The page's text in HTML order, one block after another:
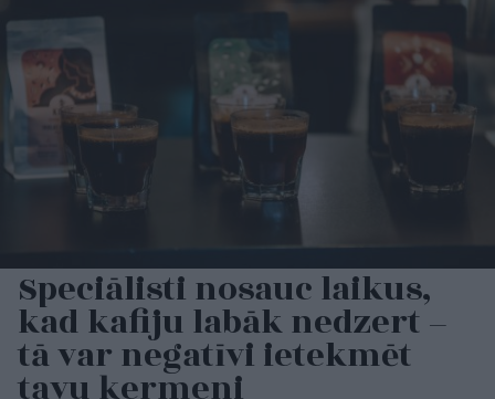
Speciālisti nosauc laikus,
kad kafiju labāk nedzert –
tā var negatīvi ietekmēt